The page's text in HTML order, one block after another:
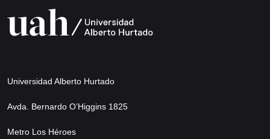
Universidad Alberto Hurtado
Avda. Bernardo O’Higgins 1825
Metro Los Héroes